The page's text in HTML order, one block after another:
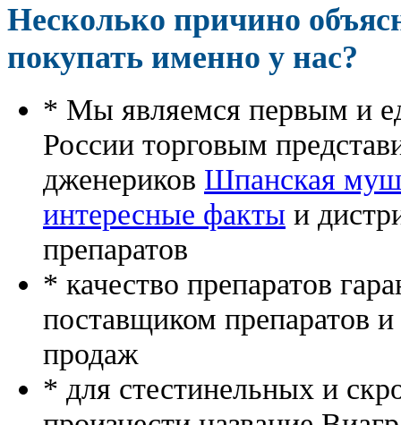
Несколько причино
покупать именно у нас?
* Мы являемся первым и
России торговым
дженериков Шпанская
интересные факты и
препаратов
* качество препаратов
поставщиком препаратов
продаж
* для стестинельных и